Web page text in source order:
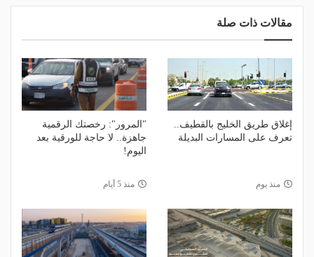
مقالات ذات صلة
إغلاق طريق الخليج بالقطيف..
تعرف على المسارات البديلة
منذ يوم
"المرور": رخصتك الرقمية
جاهزة.. لا حاجة للورقية بعد
اليوم!
منذ 5 أيام